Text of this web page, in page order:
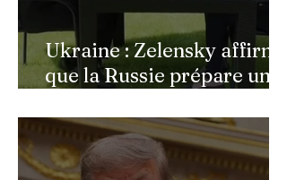
Ukraine : Zelensky affirme
que la Russie prépare une
militaire à l'automne